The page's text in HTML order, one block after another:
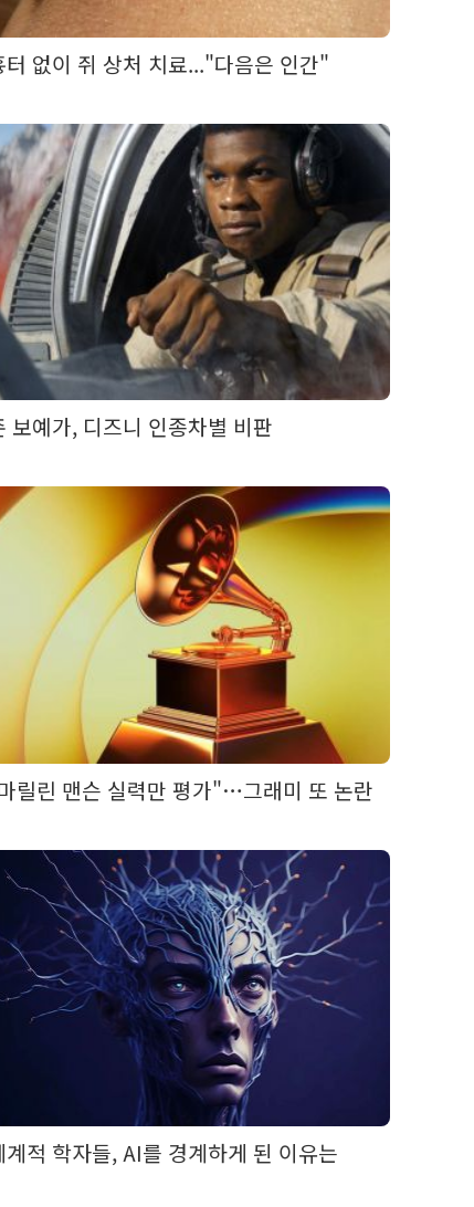
터 없이 쥐 상처 치료..."다음은 인간"
보예가, 디즈니 인종차별 비판
릴린 맨슨 실력만 평가"…그래미 또 논란
계적 학자들, AI를 경계하게 된 이유는